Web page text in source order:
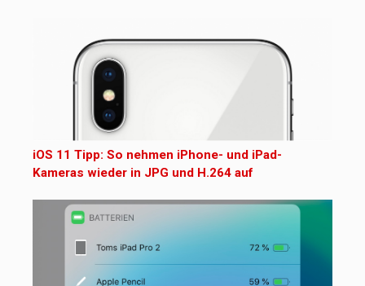
iOS 11 Tipp: So nehmen iPhone- und iPad-
Kameras wieder in JPG und H.264 auf